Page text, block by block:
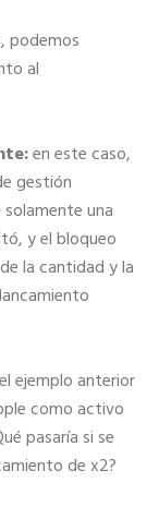
podemos
al
en este caso,
gestión
una
y el bloqueo
la cantidad y la
ejemplo anterior
como activo
pasaría si se
de x2?